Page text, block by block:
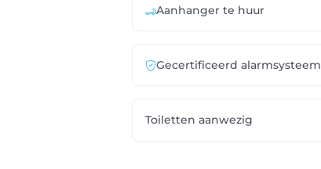
Aanhanger te huur
Gecertificeerd alarmsysteem
Toiletten aanwezig